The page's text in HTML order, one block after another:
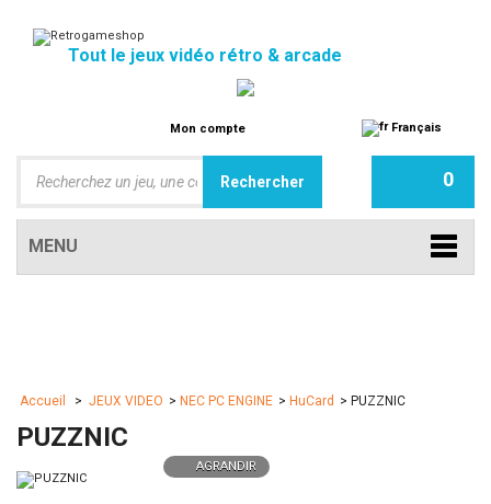
Tout le jeux vidéo rétro & arcade
Mon compte Français
0
MENU
Accueil > JEUX VIDEO > NEC PC ENGINE > HuCard > PUZZNIC
PUZZNIC
AGRANDIR